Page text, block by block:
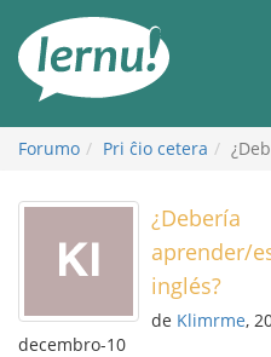
enhavo
Forumo Pri ĉio cetera
¿Debería
aprender/
inglés?
de Klimrme,
decembro-10